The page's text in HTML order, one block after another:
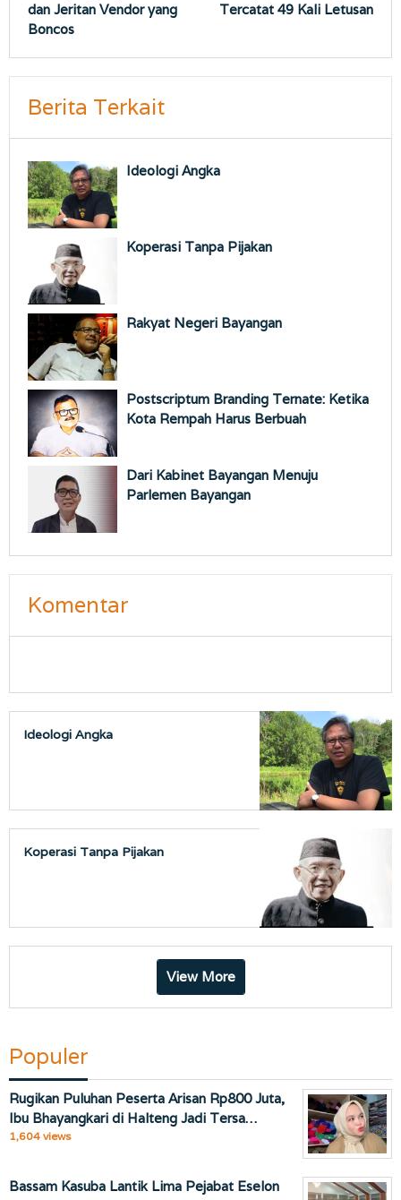
dan Jeritan Vendor yang
Boncos
Tercatat 49 Kali Letusan
Berita Terkait
Ideologi Angka
Koperasi Tanpa Pijakan
Rakyat Negeri Bayangan
Postscriptum Branding Ternate: Ketika
Kota Rempah Harus Berbuah
Dari Kabinet Bayangan Menuju
Parlemen Bayangan
Komentar
Ideologi Angka
Koperasi Tanpa Pijakan
View More
Populer
Rugikan Puluhan Peserta Arisan Rp800 Juta,
Ibu Bhayangkari di Halteng Jadi Tersa…
1,604 views
Bassam Kasuba Lantik Lima Pejabat Eselon